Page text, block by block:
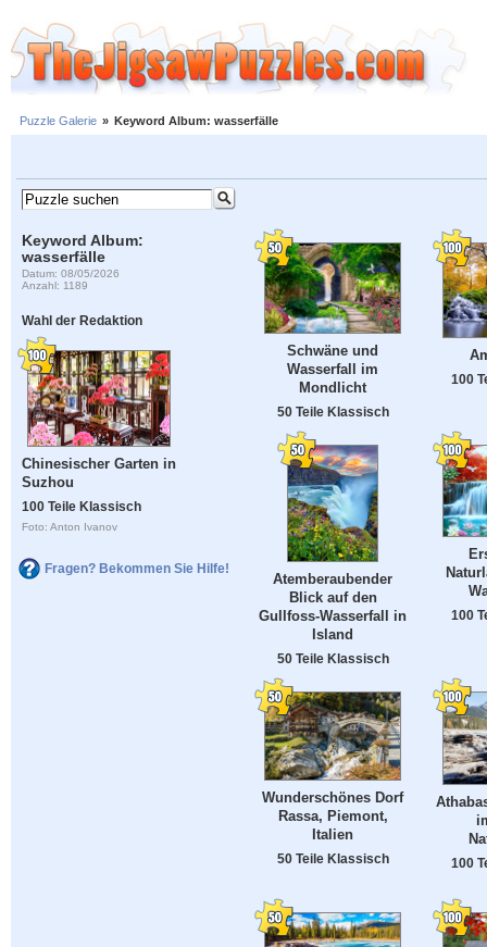
Puzzle Galerie » Keyword Album: wasserfälle
Keyword Album:
wasserfälle
Datum: 08/05/2026
Anzahl: 1189
Wahl der Redaktion
Chinesischer Garten in
Suzhou
100 Teile Klassisch
Foto: Anton Ivanov
Fragen? Bekommen Sie Hilfe!
Schwäne und
Wasserfall im
Mondlicht
50 Teile Klassisch
100
Atemberaubender
Blick auf den
Gullfoss-Wasserfall in
Island
50 Teile Klassisch
100
Wunderschönes Dorf
Rassa, Piemont,
Italien
50 Teile Klassisch 100